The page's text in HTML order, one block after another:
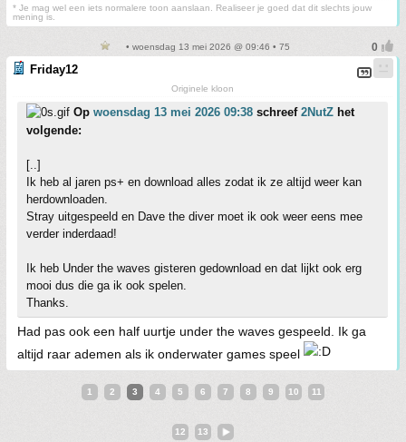
* Je mag wel een iets normalere toon aanslaan. Realiseer je goed dat dit slechts jouw
mening is.
• woensdag 13 mei 2026 @ 09:46 • 75
Friday12
Originele kloon
Op woensdag 13 mei 2026 09:38 schreef 2NutZ het
volgende:
[..]
Ik heb al jaren ps+ en download alles zodat ik ze altijd weer kan
herdownloaden.
Stray uitgespeeld en Dave the diver moet ik ook weer eens mee
verder inderdaad!
Ik heb Under the waves gisteren gedownload en dat lijkt ook erg
mooi dus die ga ik ook spelen.
Thanks.
Had pas ook een half uurtje under the waves gespeeld. Ik ga
altijd raar ademen als ik onderwater games speel
1 2 3 4 5 6 7 8 9 10 11
12 13